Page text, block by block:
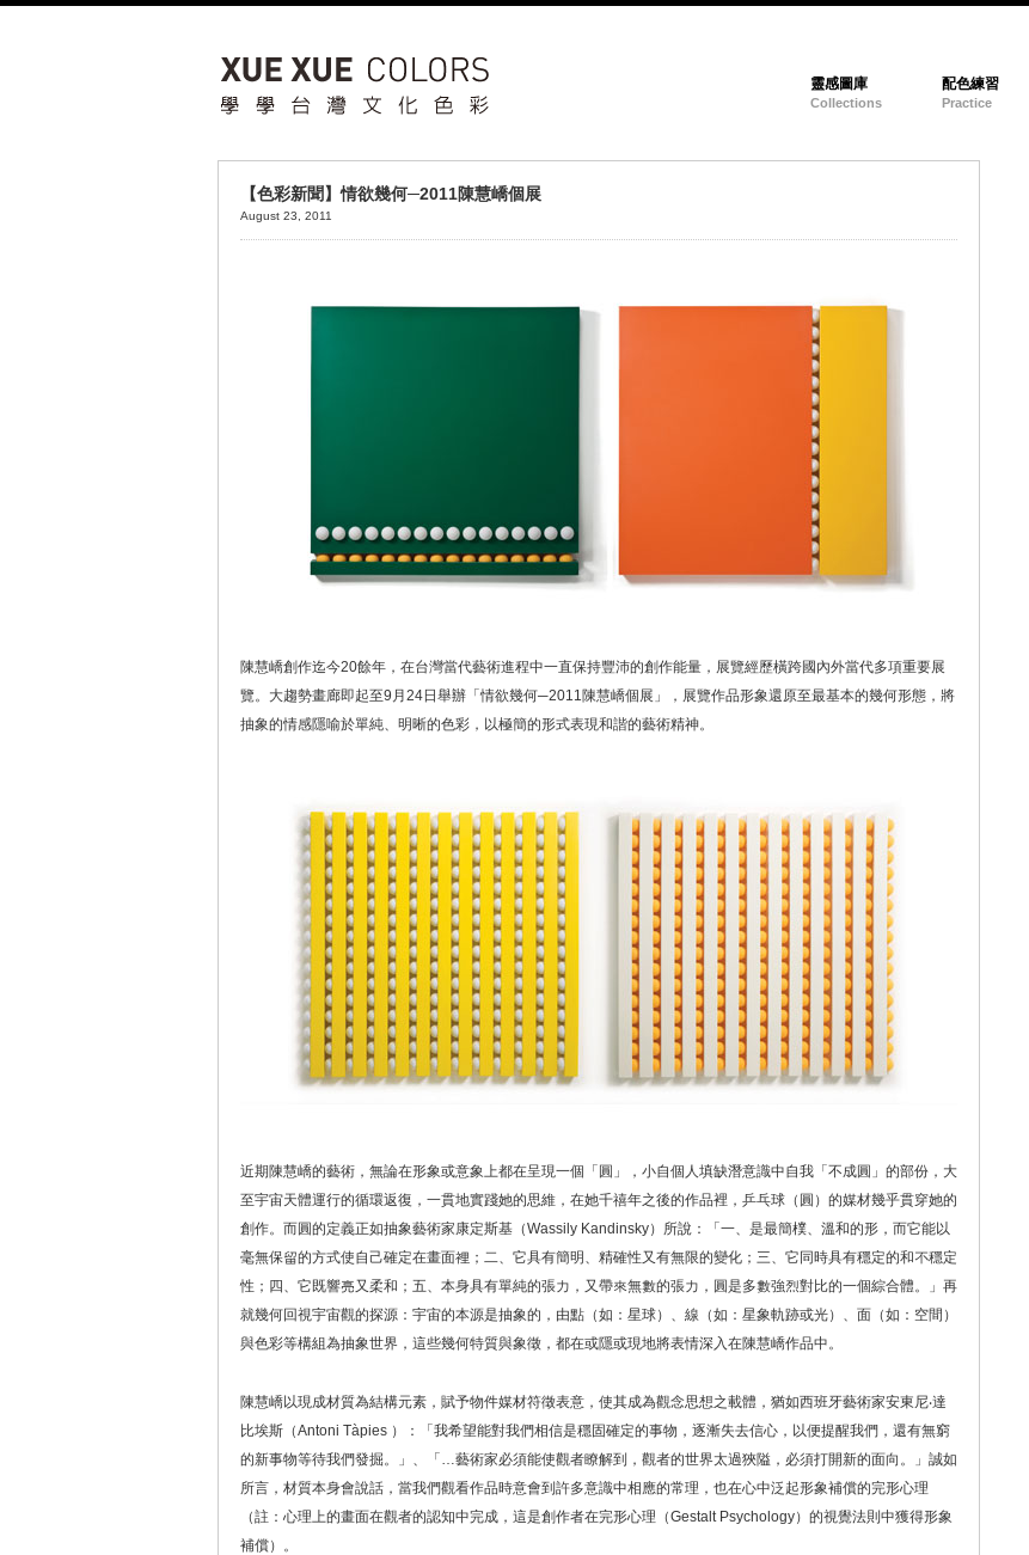
靈感圖庫
Collections
配色練習
Practice
【色彩新聞】情欲幾何─2011陳慧嶠個展
August 23, 2011
陳慧嶠創作迄今20餘年，在台灣當代藝術進程中一直保持豐沛的創作能量，展覽經歷橫跨國內外當代多項重要展
覽。大趨勢畫廊即起至9月24日舉辦「情欲幾何─2011陳慧嶠個展」，展覽作品形象還原至最基本的幾何形態，將
抽象的情感隱喻於單純、明晰的色彩，以極簡的形式表現和諧的藝術精神。
近期陳慧嶠的藝術，無論在形象或意象上都在呈現一個「圓」，小自個人填缺潛意識中自我「不成圓」的部份，大
至宇宙天體運行的循環返復，一貫地實踐她的思維，在她千禧年之後的作品裡，乒乓球（圓）的媒材幾乎貫穿她的
創作。而圓的定義正如抽象藝術家康定斯基（Wassily Kandinsky）所說：「一、是最簡樸、溫和的形，而它能以
毫無保留的方式使自己確定在畫面裡；二、它具有簡明、精確性又有無限的變化；三、它同時具有穩定的和不穩定
性；四、它既響亮又柔和；五、本身具有單純的張力，又帶來無數的張力，圓是多數強烈對比的一個綜合體。」再
就幾何回視宇宙觀的探源：宇宙的本源是抽象的，由點（如：星球）、線（如：星象軌跡或光）、面（如：空間）
與色彩等構組為抽象世界，這些幾何特質與象徵，都在或隱或現地將表情深入在陳慧嶠作品中。
陳慧嶠以現成材質為結構元素，賦予物件媒材符徵表意，使其成為觀念思想之載體，猶如西班牙藝術家安東尼‧達
比埃斯（Antoni Tàpies ）：「我希望能對我們相信是穩固確定的事物，逐漸失去信心，以便提醒我們，還有無窮
的新事物等待我們發掘。」、「…藝術家必須能使觀者瞭解到，觀者的世界太過狹隘，必須打開新的面向。」誠如
所言，材質本身會說話，當我們觀看作品時意會到許多意識中相應的常理，也在心中泛起形象補償的完形心理
（註：心理上的畫面在觀者的認知中完成，這是創作者在完形心理（Gestalt Psychology）的視覺法則中獲得形象
補償）。